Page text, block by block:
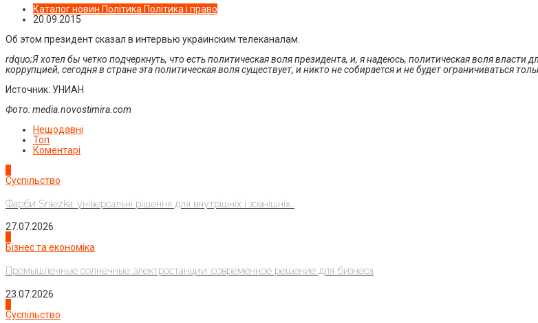
Каталог новин Політика Політика і право
20.09.2015
Об этом президент сказал в интервью украинским телеканалам.
rdquo;Я хотел бы четко подчеркнуть, что есть политическая воля президента, и, я надеюсь, политическая воля
коррупцией, сегодня в стране эта политическая воля существует, и никто не собирается и не будет ограничиваться
Источник: УНИАН
Фото:media.novostimira.com
Нещодавні
Топ
Коментарі
Суспільство
Фарби Sniezka: універсальні рішення для внутрішніх і зовнішніх...
27.07.2026
Бізнес та економіка
Промышленные солнечные электростанции: современное решение для бизнеса
23.07.2026
Суспільство